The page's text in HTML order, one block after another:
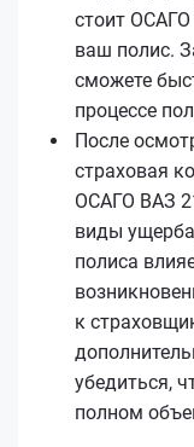
стоит
ваш полис.
сможете
процессе
После
страховая
ОСАГО ВАЗ
виды
полиса
к
убедиться,
полном